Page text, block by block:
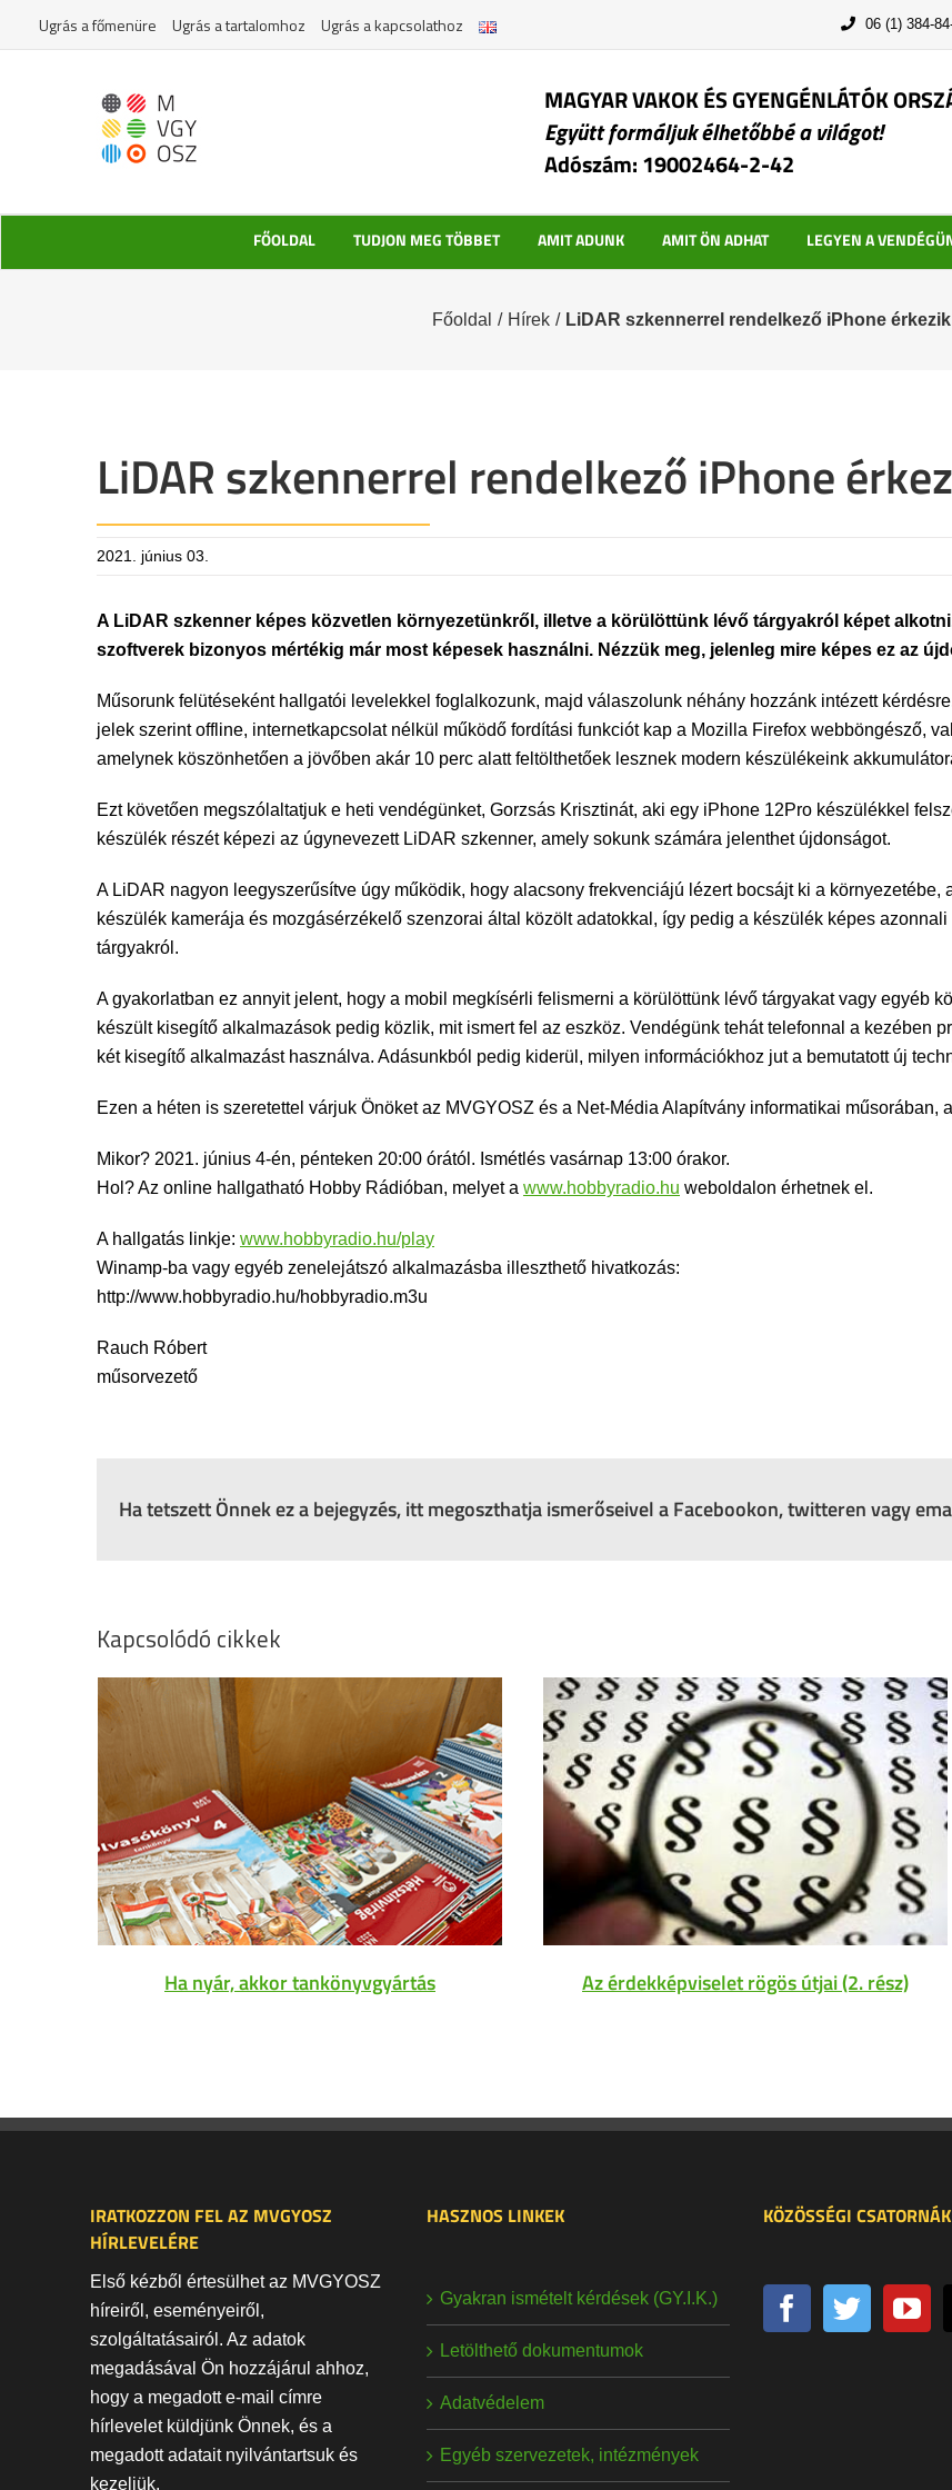
Ugrás a főmenüre Ugrás a tartalomhoz Ugrás a kapcsolathoz 06 (1) 384-
MAGYAR VAKOK ÉS GYENGÉNLÁTÓK
Együtt formáljuk élhetőbbé a világot!
Adószám: 19002464-2-42
FŐOLDAL TUDJON MEG TÖBBET AMIT ADUNK AMIT ÖN ADHAT LEGYEN A
Főoldal / Hírek / LiDAR szkennerrel rendelkező iPhone
LiDAR szkennerrel rendelkező iPhone
2021. június 03.
A LiDAR szkenner képes közvetlen környezetünkről, illetve a körülöttünk lévő tárgyakról képet
szoftverek bizonyos mértékig már most képesek használni. Nézzük meg, jelenleg mire képes ez az
Műsorunk felütéseként hallgatói levelekkel foglalkozunk, majd válaszolunk néhány hozzánk intézett
jelek szerint offline, internetkapcsolat nélkül működő fordítási funkciót kap a Mozilla Firefox webböngésző,
amelynek köszönhetően a jövőben akár 10 perc alatt feltölthetőek lesznek modern készülékeink
Ezt követően megszólaltatjuk e heti vendégünket, Gorzsás Krisztinát, aki egy iPhone 12Pro készülékkel
készülék részét képezi az úgynevezett LiDAR szkenner, amely sokunk számára jelenthet újdonságot.
A LiDAR nagyon leegyszerűsítve úgy működik, hogy alacsony frekvenciájú lézert bocsájt ki a környezetébe,
készülék kamerája és mozgásérzékelő szenzorai által közölt adatokkal, így pedig a készülék képes
tárgyakról.
A gyakorlatban ez annyit jelent, hogy a mobil megkísérli felismerni a körülöttünk lévő tárgyakat vagy egyéb
készült kisegítő alkalmazások pedig közlik, mit ismert fel az eszköz. Vendégünk tehát telefonnal a kezében
két kisegítő alkalmazást használva. Adásunkból pedig kiderül, milyen információkhoz jut a bemutatott új
Ezen a héten is szeretettel várjuk Önöket az MVGYOSZ és a Net-Média Alapítvány informatikai műsorában,
Mikor? 2021. június 4-én, pénteken 20:00 órától. Ismétlés vasárnap 13:00 órakor.
Hol? Az online hallgatható Hobby Rádióban, melyet a www.hobbyradio.hu weboldalon érhetnek el.
A hallgatás linkje: www.hobbyradio.hu/play
Winamp-ba vagy egyéb zenelejátszó alkalmazásba illeszthető hivatkozás:
http://www.hobbyradio.hu/hobbyradio.m3u
Rauch Róbert
műsorvezető
Ha tetszett Önnek ez a bejegyzés, itt megoszthatja ismerőseivel a Facebookon, twitteren vagy
Kapcsolódó cikkek
Ha nyár, akkor tankönyvgyártás Az érdekképviselet rögös útjai (2. rész)
IRATKOZZON FEL AZ MVGYOSZ
HÍRLEVELÉRE
Első kézből értesülhet az MVGYOSZ
híreiről, eseményeiről,
szolgáltatásairól. Az adatok
megadásával Ön hozzájárul ahhoz,
hogy a megadott e-mail címre
hírlevelet küldjünk Önnek, és a
megadott adatait nyilvántartsuk és
kezeljük.
HASZNOS LINKEK
Gyakran ismételt kérdések (GY.I.K.)
Letölthető dokumentumok
Adatvédelem
Egyéb szervezetek, intézmények
KÖZÖSSÉGI CSATORNÁK